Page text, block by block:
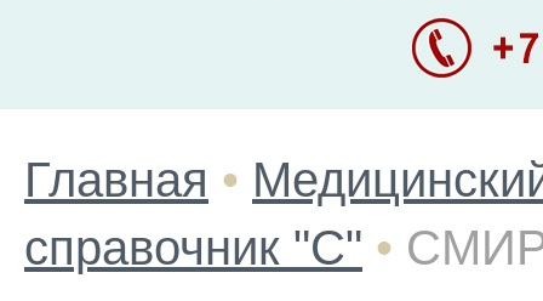
Главная •
справочник "С" •